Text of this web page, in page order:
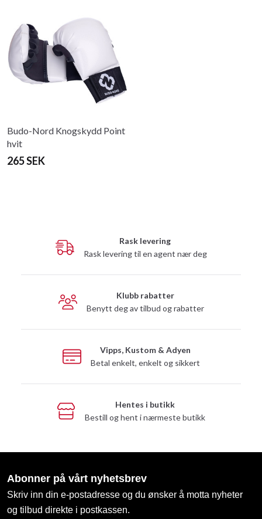
Budo-Nord Knogskydd Point
hvit
265 SEK
Rask levering
Rask levering til en agent nær deg
Klubb rabatter
Benytt deg av tilbud og rabatter
Vipps, Kustom & Adyen
Betal enkelt, enkelt og sikkert
Hentes i butikk
Bestill og hent i nærmeste butikk
Abonner på vårt nyhetsbrev
Skriv inn din e-postadresse og du ønsker å motta nyheter
og tilbud direkte i postkassen.